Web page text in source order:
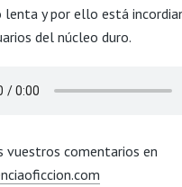
lenta y por ello está
del núcleo duro.
vuestros comentarios en